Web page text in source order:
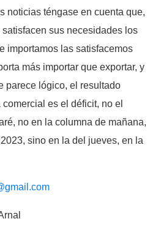
noticias téngase en cuenta que,
sus necesidades los
importamos las satisfacemos
más importar que exportar, y
parece lógico, el resultado
es el déficit, no el
no en la columna de mañana,
sino en la del jueves, en la